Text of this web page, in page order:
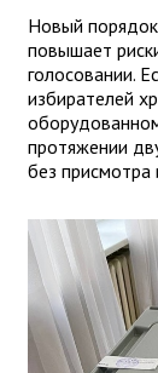
Новый
повышает
голосовании.
избирателей
протяжении
без присмотра